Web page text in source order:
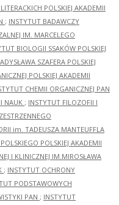
POLSKIEJ AKADEMII
; INSTYTUT BADAWCZY
IM. MARCELEGO
BIOLOGII SSAKÓW POLSKIEJ
SZAFERA POLSKIEJ
POLSKIEJ AKADEMII
CHEMII ORGANICZNEJ PAN
NAUK ; INSTYTUT FILOZOFII I
im. TADEUSZA MANTEUFFLA
POLSKIEJ AKADEMII
I KLINICZNEJ IM.MIROSŁAWA
; INSTYTUT OCHRONY
PODSTAWOWYCH
PAN ; INSTYTUT